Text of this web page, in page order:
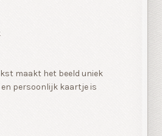
maakt het beeld uniek
persoonlijk kaartje is